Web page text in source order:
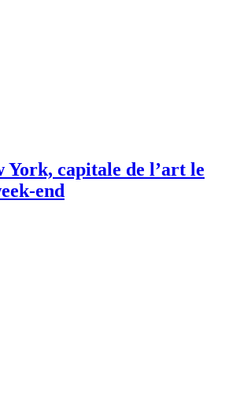
York, capitale de l’art le
end